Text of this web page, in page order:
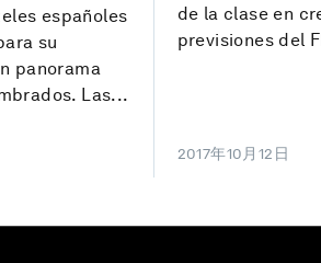
españoles
su
panorama
Las...
de la clase en
previsiones del
2017年10月12日